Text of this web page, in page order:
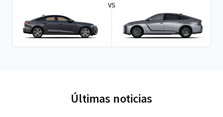
VS
Últimas noticias